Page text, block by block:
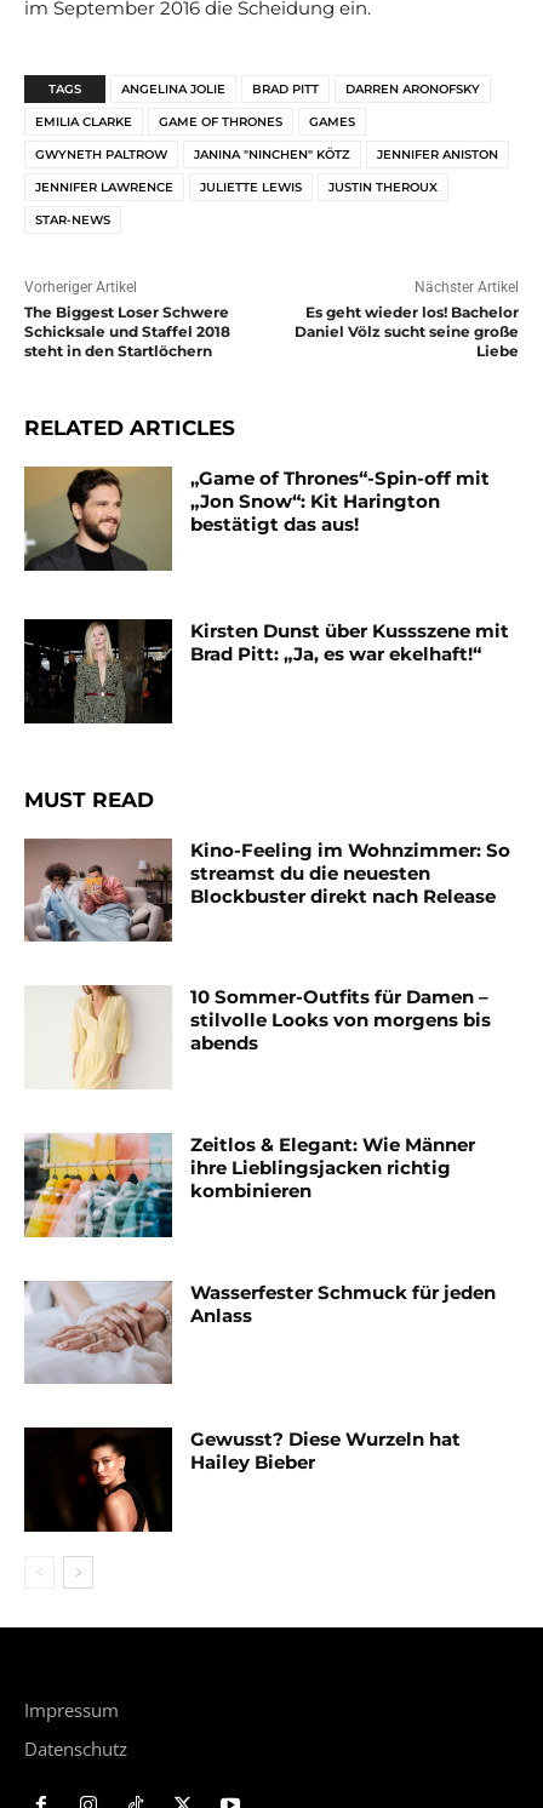
im September 2016 die Scheidung ein.
TAGS ANGELINA JOLIE BRAD PITT DARREN ARONOFSKY
EMILIA CLARKE GAME OF THRONES GAMES
GWYNETH PALTROW JANINA "NINCHEN" KÖTZ JENNIFER ANISTON
JENNIFER LAWRENCE JULIETTE LEWIS JUSTIN THEROUX
STAR-NEWS
Vorheriger Artikel
The Biggest Loser Schwere
Schicksale und Staffel 2018
steht in den Startlöchern
Nächster Artikel
Es geht wieder los! Bachelor
Daniel Völz sucht seine große
Liebe
RELATED ARTICLES
„Game of Thrones“-Spin-off mit
„Jon Snow“: Kit Harington
bestätigt das aus!
Kirsten Dunst über Kussszene mit
Brad Pitt: „Ja, es war ekelhaft!“
MUST READ
Kino-Feeling im Wohnzimmer: So
streamst du die neuesten
Blockbuster direkt nach Release
10 Sommer-Outfits für Damen –
stilvolle Looks von morgens bis
abends
Zeitlos & Elegant: Wie Männer
ihre Lieblingsjacken richtig
kombinieren
Wasserfester Schmuck für jeden
Anlass
Gewusst? Diese Wurzeln hat
Hailey Bieber
Impressum
Datenschutz